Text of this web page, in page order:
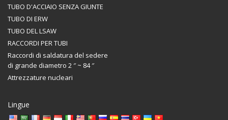
TUBO D'ACCIAIO SENZA GIUNTE
TUBO DI ERW
TUBO DEL LSAW
RACCORDI PER TUBI
Raccordi di saldatura del sedere
di grande diametro 2 ″ ~ 84 ″
Attrezzature nucleari
Lingue